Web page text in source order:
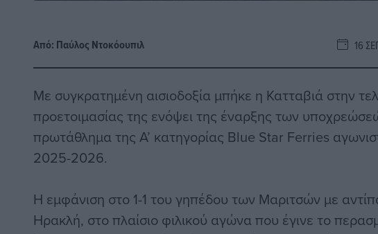
Από: Παύλος Nτοκόουπιλ 16
Με συγκρατημένη αισιοδοξία μπήκε η Κατταβιά στην
προετοιμασίας της ενόψει της έναρξης των
πρωτάθλημα της Α’ κατηγορίας Blue Star Ferries
2025-2026.
Η εμφάνιση στο 1-1 του γηπέδου των Μαριτσών με
Ηρακλή, στο πλαίσιο φιλικού αγώνα που έγινε το